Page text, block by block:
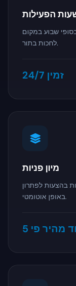
הפעילות
שבוע במקום
לחכות בתור.
זמין 24/7
מיון פניות
בהצעות לפתרון
באופן אוטומטי.
מהיר פי 5